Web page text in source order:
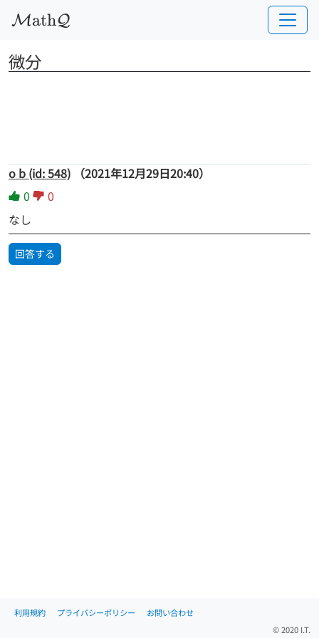
MathQ
微分
o b (id: 548)
（2021年12月29日20:40）
0
0
なし
回答する
利用規約 プライバシーポリシー
お問い合わせ
© 2020 I.T.